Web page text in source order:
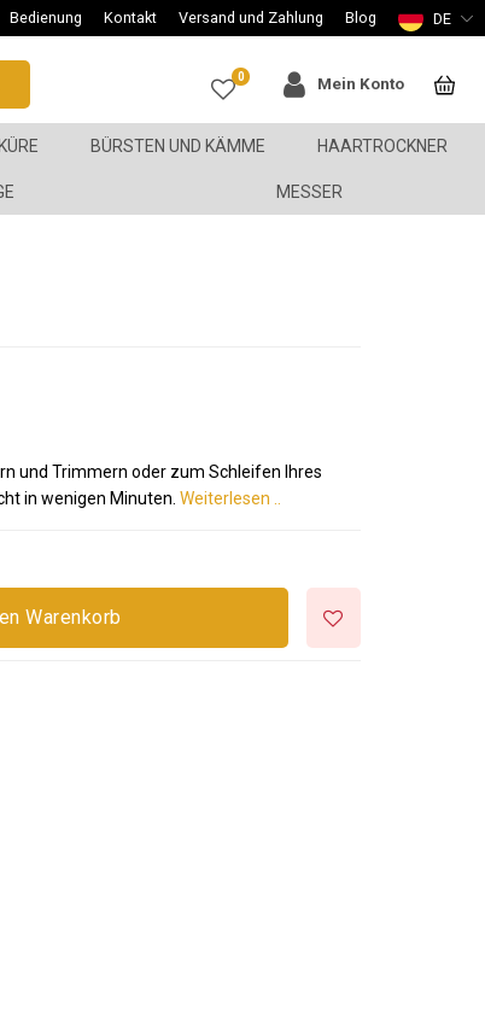
Bedienung Kontakt Versand und Zahlung Blog DE
0 Mein Konto
BÜRSTEN UND KÄMME HAARTROCKNER
MESSER
und Trimmern oder zum Schleifen Ihres
in wenigen Minuten. Weiterlesen ..
Warenkorb